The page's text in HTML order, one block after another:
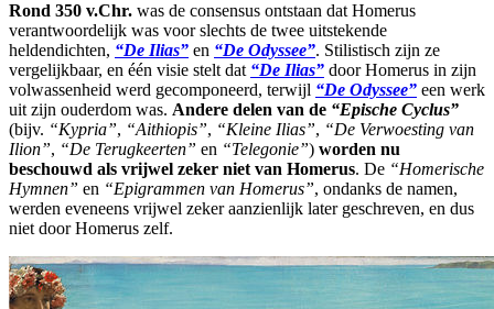
Rond 350 v.Chr. was de consensus ontstaan dat Homerus
verantwoordelijk was voor slechts de twee uitstekende
heldendichten, “De Ilias” en “De Odyssee”. Stilistisch zijn ze
vergelijkbaar, en één visie stelt dat “De Ilias” door Homerus in zijn
volwassenheid werd gecomponeerd, terwijl “De Odyssee” een werk
uit zijn ouderdom was. Andere delen van de “Epische Cyclus”
(bijv. “Kypria”, “Aithiopis”, “Kleine Ilias”, “De Verwoesting van
Ilion”, “De Terugkeerten” en “Telegonie”) worden nu
beschouwd als vrijwel zeker niet van Homerus. De “Homerische
Hymnen” en “Epigrammen van Homerus”, ondanks de namen,
werden eveneens vrijwel zeker aanzienlijk later geschreven, en dus
niet door Homerus zelf.